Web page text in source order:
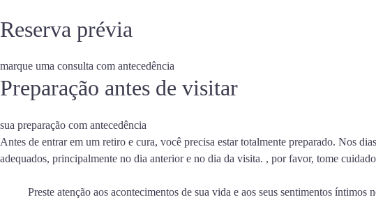
Reserva prévia
marque uma consulta com antecedência
Preparação antes de visitar
sua preparação com antecedência
Antes de entrar em um retiro e cura, você precisa estar totalmente preparado. Nos
adequados, principalmente no dia anterior e no dia da visita. , por favor, tome
Preste atenção aos acontecimentos de sua vida e aos seus sentimentos íntimos